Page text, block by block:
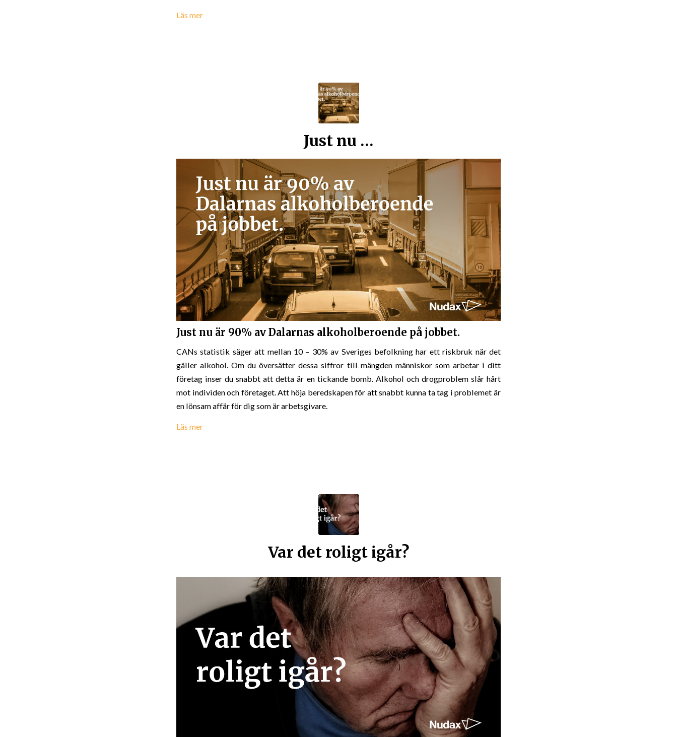
Läs mer
Just nu …
Just nu är 90% av Dalarnas alkoholberoende på jobbet.
CANs statistik säger att mellan 10 – 30% av Sveriges befolkning har ett riskbruk när det
gäller alkohol. Om du översätter dessa siffror till mängden människor som arbetar i ditt
företag inser du snabbt att detta är en tickande bomb. Alkohol och drogproblem slår hårt
mot individen och företaget. Att höja beredskapen för att snabbt kunna ta tag i problemet är
en lönsam affär för dig som är arbetsgivare.
Läs mer
Var det roligt igår?